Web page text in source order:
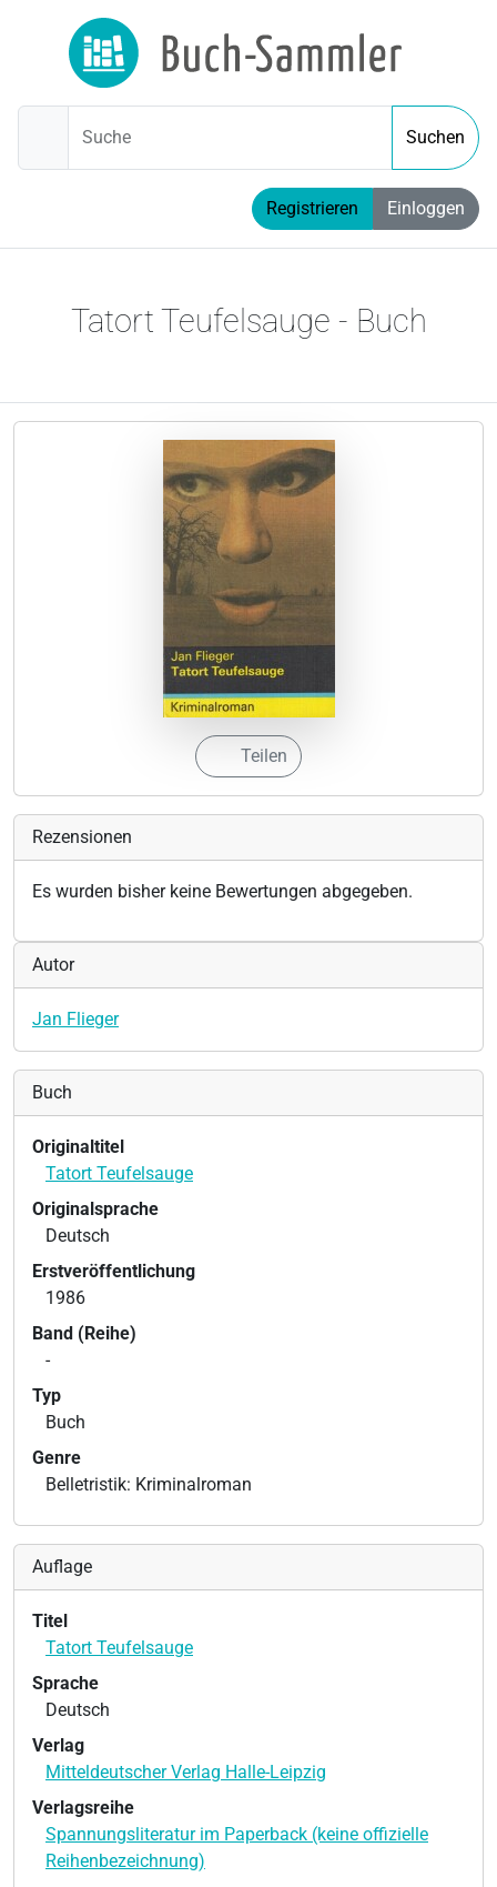
Suche Suchen
Registrieren Einloggen
Tatort Teufelsauge - Buch
Teilen
Rezensionen
Es wurden bisher keine Bewertungen abgegeben.
Autor
Jan Flieger
Buch
Originaltitel
Tatort Teufelsauge
Originalsprache
Deutsch
Erstveröffentlichung
1986
Band (Reihe)
-
Typ
Buch
Genre
Belletristik: Kriminalroman
Auflage
Titel
Tatort Teufelsauge
Sprache
Deutsch
Verlag
Mitteldeutscher Verlag Halle-Leipzig
Verlagsreihe
Spannungsliteratur im Paperback (keine offizielle
Reihenbezeichnung)